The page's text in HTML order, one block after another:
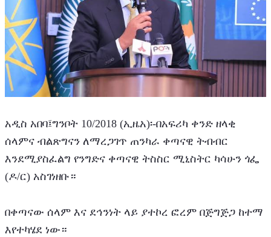
አዲስ አበባ፤ግንቦት 10/2018 (ኢዜአ)፡-በአፍሪካ ቀንድ ዘላቂ
ሰላምና ብልጽግናን ለማረጋገጥ ጠንካራ ቀጣናዊ ትብብር
እንደሚያስፈልግ የንግድና ቀጣናዊ ትስስር ሚኒስትር ካሳሁን ጎፌ
(ዶ/ር) አስገነዘቡ።
በቀጣናው ሰላም እና ደኅንነት ላይ ያተኮረ ፎረም በጅግጅጋ ከተማ
እየተካሄደ ነው።